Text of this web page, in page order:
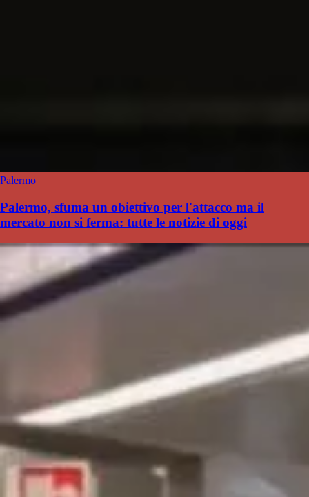
Palermo
Palermo, sfuma un obiettivo per l'attacco ma il
mercato non si ferma: tutte le notizie di oggi